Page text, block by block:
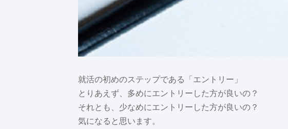
就活の初めのステップである「エントリー」
とりあえず、多めにエントリーした方が良いの？
それとも、少なめにエントリーした方が良いの？
気になると思います。